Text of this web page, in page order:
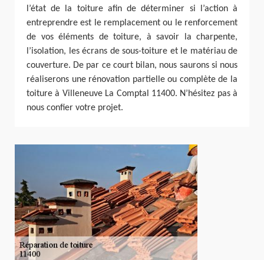
l’état de la toiture afin de déterminer si l’action à
entreprendre est le remplacement ou le renforcement
de vos éléments de toiture, à savoir la charpente,
l’isolation, les écrans de sous-toiture et le matériau de
couverture. De par ce court bilan, nous saurons si nous
réaliserons une rénovation partielle ou complète de la
toiture à Villeneuve La Comptal 11400. N’hésitez pas à
nous confier votre projet.